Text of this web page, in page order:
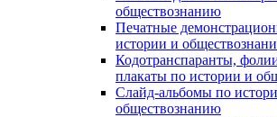
обществознанию
Печатные
истории и
Кодотранспаранты,
плакаты по истории и
Слайд-альбомы по
обществознанию